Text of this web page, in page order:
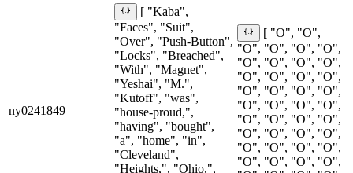
ny0241849
[ "Kaba",
"Faces", "Suit",
"Over", "Push-Button",
"Locks", "Breached",
"With", "Magnet",
"Yeshai", "M.",
"Kutoff", "was",
"house-proud,",
"having", "bought",
"a", "home", "in",
"Cleveland",
"Heights,", "Ohio,",
[ "O", "O",
"O", "O", "O", "O",
"O", "O", "O", "O",
"O", "O", "O", "O",
"O", "O", "O", "O",
"O", "O", "O", "O",
"O", "O", "O", "O",
"O", "O", "O", "O",
"O", "O", "O", "O",
"O", "O", "O", "O",